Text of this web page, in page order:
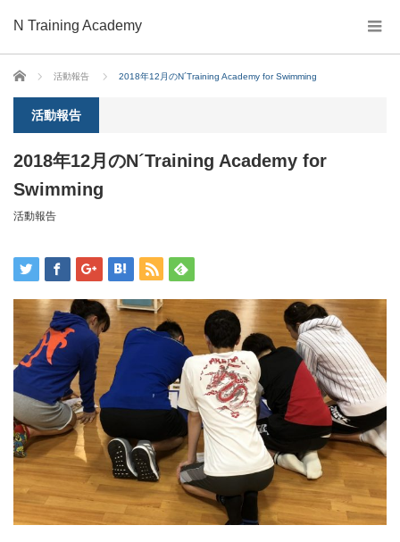
N Training Academy
ホーム 活動報告 2018年12月のN´Training Academy for Swimming
活動報告
2018年12月のN´Training Academy for
Swimming
活動報告